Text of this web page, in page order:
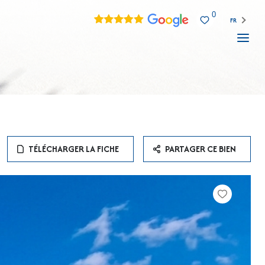
0
FR
TÉLÉCHARGER LA FICHE PARTAGER CE BIEN